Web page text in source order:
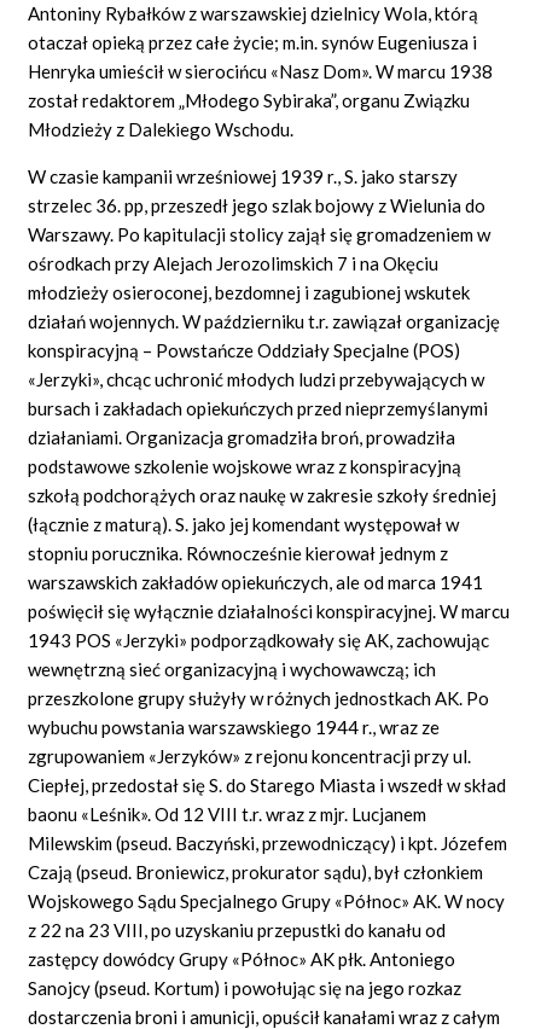
Antoniny Rybałków z warszawskiej dzielnicy Wola, którą
otaczał opieką przez całe życie; m.in. synów Eugeniusza i
Henryka umieścił w sierocińcu «Nasz Dom». W marcu 1938
został redaktorem „Młodego Sybiraka”, organu Związku
Młodzieży z Dalekiego Wschodu.
W czasie kampanii wrześniowej 1939 r., S. jako starszy
strzelec 36. pp, przeszedł jego szlak bojowy z Wielunia do
Warszawy. Po kapitulacji stolicy zajął się gromadzeniem w
ośrodkach przy Alejach Jerozolimskich 7 i na Okęciu
młodzieży osieroconej, bezdomnej i zagubionej wskutek
działań wojennych. W październiku t.r. zawiązał organizację
konspiracyjną – Powstańcze Oddziały Specjalne (POS)
«Jerzyki», chcąc uchronić młodych ludzi przebywających w
bursach i zakładach opiekuńczych przed nieprzemyślanymi
działaniami. Organizacja gromadziła broń, prowadziła
podstawowe szkolenie wojskowe wraz z konspiracyjną
szkołą podchorążych oraz naukę w zakresie szkoły średniej
(łącznie z maturą). S. jako jej komendant występował w
stopniu porucznika. Równocześnie kierował jednym z
warszawskich zakładów opiekuńczych, ale od marca 1941
poświęcił się wyłącznie działalności konspiracyjnej. W marcu
1943 POS «Jerzyki» podporządkowały się AK, zachowując
wewnętrzną sieć organizacyjną i wychowawczą; ich
przeszkolone grupy służyły w różnych jednostkach AK. Po
wybuchu powstania warszawskiego 1944 r., wraz ze
zgrupowaniem «Jerzyków» z rejonu koncentracji przy ul.
Ciepłej, przedostał się S. do Starego Miasta i wszedł w skład
baonu «Leśnik». Od 12 VIII t.r. wraz z mjr. Lucjanem
Milewskim (pseud. Baczyński, przewodniczący) i kpt. Józefem
Czają (pseud. Broniewicz, prokurator sądu), był członkiem
Wojskowego Sądu Specjalnego Grupy «Północ» AK. W nocy
z 22 na 23 VIII, po uzyskaniu przepustki do kanału od
zastępcy dowódcy Grupy «Północ» AK płk. Antoniego
Sanojcy (pseud. Kortum) i powołując się na jego rozkaz
dostarczenia broni i amunicji, opuścił kanałami wraz z całym